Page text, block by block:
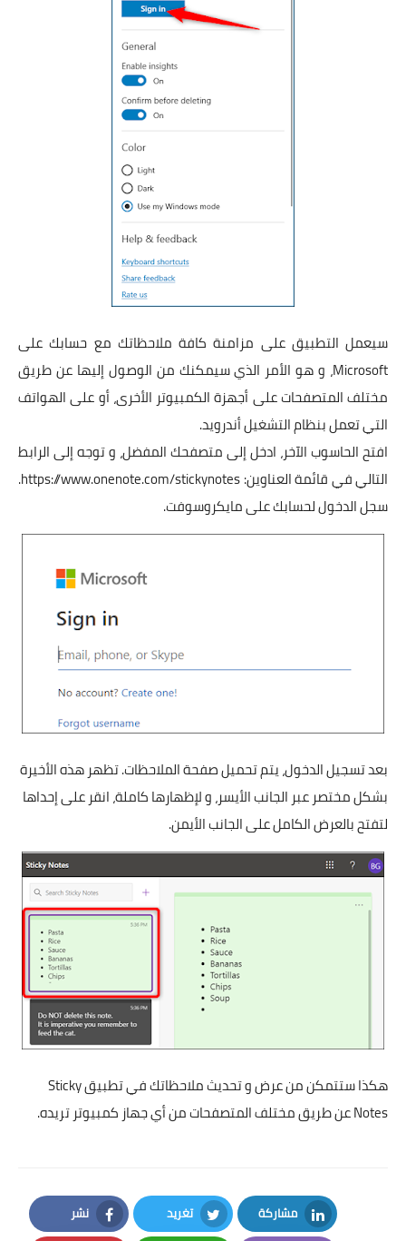
سيعمل التطبيق على مزامنة كافة ملاحظاتك مع حسابك على
Microsoft، و هو الأمر الذي سيمكنك من الوصول إليها عن طريق
مختلف المتصفحات على أجهزة الكمبيوتر الأخرى، أو على الهواتف
التي تعمل بنظام التشغيل أندرويد.
افتح الحاسوب الآخر، ادخل إلى متصفحك المفضل، و توجه إلى الرابط
التالي في قائمة العناوين:https://www.onenote.com/stickynotes
.
سجل الدخول لحسابك على مايكروسوفت.
بعد تسجيل الدخول، يتم تحميل صفحة الملاحظات. تظهر هذه الأخيرة
بشكل مختصر عبر الجانب الأيسر، و لإظهارها كاملة، انقر على إحداها
لتفتح بالعرض الكامل على الجانب الأيمن.
هكذا ستتمكن من عرض و تحديث ملاحظاتك في تطبيق Sticky
Notes عن طريق مختلف المتصفحات من أي جهاز كمبيوتر تريده.
نشر
Facebook
تغريد
Twitter
مشاركة
LinkedIn